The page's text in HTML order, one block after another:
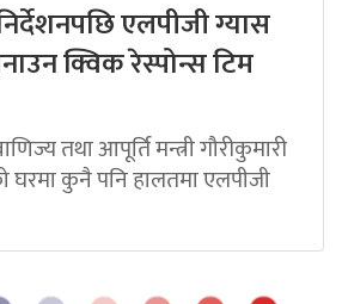
एलपीजी ग्यास
क्विक रेस्पोन्स टिम
तथा आपूर्ति मन्त्री गौरीकुमारी
घरमा कुनै पनि हालतमा एलपीजी